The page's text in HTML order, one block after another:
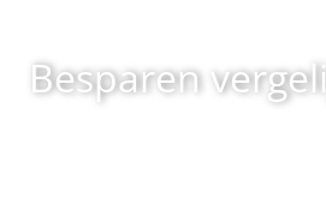
Besparen